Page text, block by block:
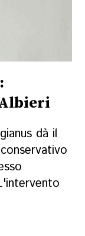
dà il